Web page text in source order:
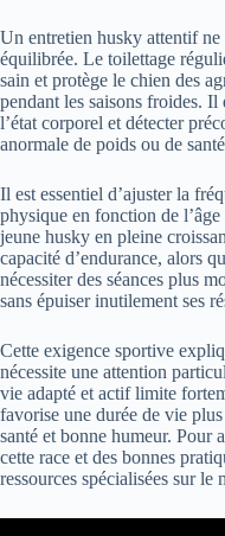
Un entretien husky attentif
équilibrée. Le toilettage
sain et protège le chien des
pendant les saisons froides.
l’état corporel et détecter
anormale de poids ou de
Il est essentiel d’ajuster la
physique en fonction de
jeune husky en pleine
capacité d’endurance, alors
nécessiter des séances plus
sans épuiser inutilement ses
Cette exigence sportive
nécessite une attention
vie adapté et actif limite
favorise une durée de vie
santé et bonne humeur. Pour
cette race et des bonnes
ressources spécialisées sur